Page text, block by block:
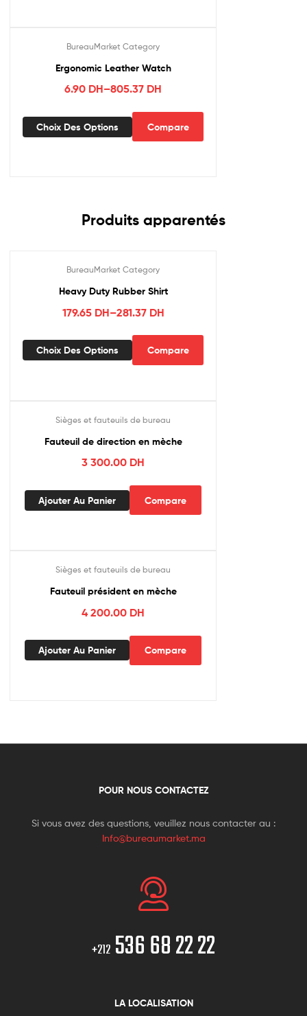
BureauMarket Category
Ergonomic Leather Watch
6.90 DH–805.37 DH
Choix Des Options Compare
Produits apparentés
BureauMarket Category
Heavy Duty Rubber Shirt
179.65 DH–281.37 DH
Choix Des Options Compare
Sièges et fauteuils de bureau
Fauteuil de direction en mèche
3 300.00 DH
Ajouter Au Panier Compare
Sièges et fauteuils de bureau
Fauteuil président en mèche
4 200.00 DH
Ajouter Au Panier Compare
POUR NOUS CONTACTEZ
Si vous avez des questions, veuillez nous contacter au :
Info@bureaumarket.ma
+212 536 68 22 22
LA LOCALISATION